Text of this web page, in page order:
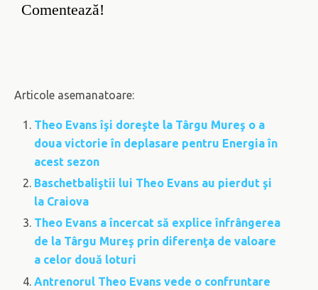
Comentează!
Articole asemanatoare:
Theo Evans îşi doreşte la Târgu Mureş o a
doua victorie în deplasare pentru Energia în
acest sezon
Baschetbaliştii lui Theo Evans au pierdut şi
la Craiova
Theo Evans a încercat să explice înfrângerea
de la Târgu Mureş prin diferenţa de valoare
a celor două loturi
Antrenorul Theo Evans vede o confruntare